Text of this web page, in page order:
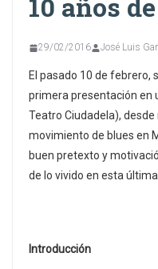
29/02/2016 José Luis
El pasado 10 de febrero,
primera presentación en
Teatro Ciudadela), desde
movimiento de blues en
buen pretexto y
de lo vivido en esta
Introducción